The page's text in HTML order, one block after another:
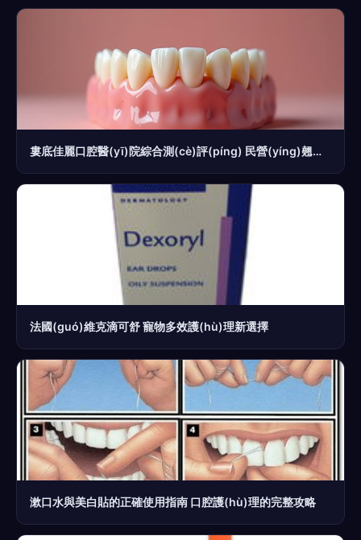
婁底佳麗口腔醫(yī)院綜合測(cè)評(píng) 民營(yíng)翹楚的資質(zhì)、價(jià)格與特色詳解
法國(guó)維克滴可舒 寵物多效護(hù)理新選擇
漱口水與美白貼的正確使用指南 口腔護(hù)理的完整攻略